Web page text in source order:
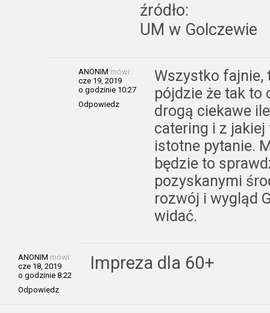
źródło:
UM w Golczewie
ANONIM mówi:
cze 19, 2019
o godzinie 10:27
Odpowiedz
Wszystko fajnie,
pójdzie że tak to
drogą ciekawe
catering i z
istotne pytanie.
będzie to
pozyskanymi
rozwój i wygląd
widać.
ANONIM mówi:
cze 18, 2019
o godzinie 8:22
Odpowiedz
Impreza dla 60+